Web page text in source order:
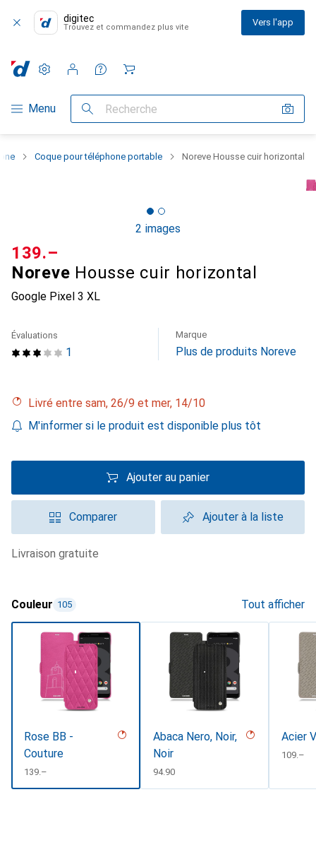
digitec
Trouvez et commandez plus vite Vers l'app
Navigation par catégorie
Menu Recherche
Paramètres
Compte client
Listes de comparaison
Listes d'envies
Panier
Coque pour téléphone portable Noreve Housse cuir horizontal
2 images
Noreve Housse cuir horizontal
Google Pixel 3 XL
CHF
139.–
1
Évaluations Marque
Plus de produits Noreve
Livré entre sam, 26/9 et mer, 14/10
M'informer si le produit est disponible plus tôt
Ajouter au panier
Comparer Ajouter à la liste
livraison gratuite
Couleur 105 Tout afficher
Rose BB -
Couture
CHF
139.–
Abaca Nero, Noir,
Noir
CHF
94.90
Acier
CHF
109.–